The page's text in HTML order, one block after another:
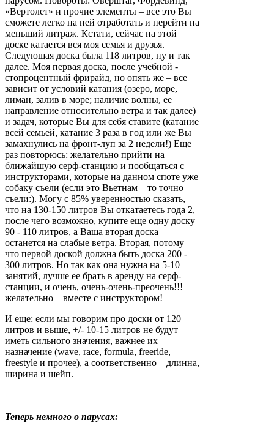
«Вертолет» и прочие элементы – все это Вы
сможете легко на ней отработать и перейти на
меньший литраж. Кстати, сейчас на этой
доске катается вся моя семья и друзья.
Следующая доска была 118 литров, ну и так
далее. Моя первая доска, после учебной -
стопроцентный фрирайд, но опять же – все
зависит от условий катания (озеро, море,
лиман, залив в море; наличие волны, ее
направление относительно ветра и так далее)
и задач, которые Вы для себя ставите (катание
всей семьей, катание 3 раза в год или же Вы
замахнулись на фронт-луп за 2 недели!) Еще
раз повторюсь: желательно прийти на
ближайшую серф-станцию и пообщаться с
инструкторами, которые на данном споте уже
собаку съели (если это Вьетнам – то точно
съели:). Могу с 85% уверенностью сказать,
что на 130-150 литров Вы откатаетесь года 2,
после чего возможно, купите еще одну доску
90 - 110 литров, а Ваша вторая доска
останется на слабые ветра. Вторая, потому
что первой доской должна быть доска 200 -
300 литров. Но так как она нужна на 5-10
занятий, лучше ее брать в аренду на серф-
станции, и очень, очень-очень-преочень!!!
желательно – вместе с инструктором!
И еще: если мы говорим про доски от 120
литров и выше, +/- 10-15 литров не будут
иметь сильного значения, важнее их
назначение (wave, race, formula, freeride,
freestyle и прочее), а соответственно – длинна,
ширина и шейп.
Теперь немного о парусах: